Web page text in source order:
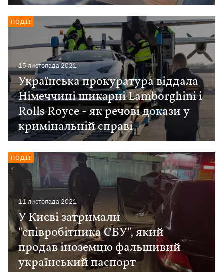
15 листопада 2021
Українська прокуратура віддала
Німеччині шикарні Lamborghini і
Rolls Royce - як речові докази у
кримінальній справі
ПОДІЇ
11 листопада 2021
У Києві затримали
"співробітника СБУ", який
продав іноземцю фальшивий
український паспорт
ПОДІЇ